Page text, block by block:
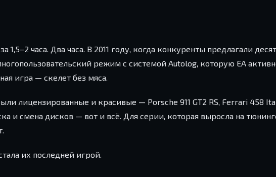
1,5–2 часа. Два часа. В 2011 году, когда конкуренты предлагали
режим с системой Autolog, которую EA
игра — скелет без мяса.
лицензированные и красивые — Porsche 911 GT2 RS, Ferrari 458
и смена дисков — вот и всё. Для серии, которая выросла на
их последней игрой.